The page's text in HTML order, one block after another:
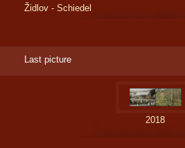
Židlov - Schiedel
Last picture
2018